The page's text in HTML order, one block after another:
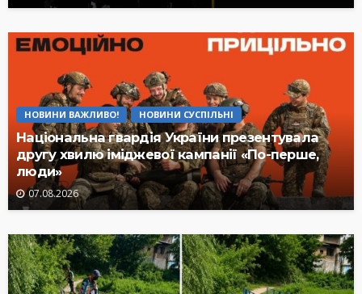
НОВИНИ ВАЖЛИВО! НОВИНИ СУСПІЛЬНІ
Національна гвардія України презентувала
другу хвилю іміджевої кампанії «По-перше,
люди»
07.08.2026